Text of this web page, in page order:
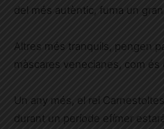
del més autèntic, fuma un gran
Altres més tranquils, pengen
màscares venecianes, com és
Un any més, el rei
durant un període efímer